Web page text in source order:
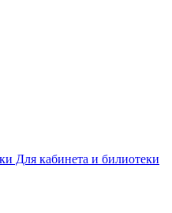
Для кабинета и билиотеки